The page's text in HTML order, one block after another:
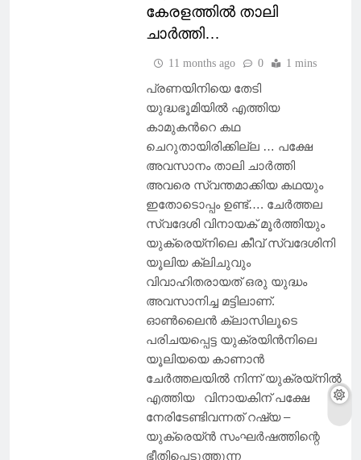
കേരളത്തിൽ താലി
ചാർത്തി…
11 months ago 0 1 mins
പ്രണയിനിയെ തേടി
യുദ്ധഭൂമിയിൽ എത്തിയ
കാമുകൻറെ കഥ
ചെറുതായിരിക്കില്ല … പക്ഷേ
അവസാനം താലി ചാർത്തി
അവരെ സ്വന്തമാക്കിയ കഥയും
ഇതോടൊപ്പം ഉണ്ട്…. ചേർത്തല
സ്വദേശി വിനായക്‌ മൂർത്തിയും
യുക്രെയ്നിലെ കീവ് സ്വദേശിനി
യൂലിയ ക്ലിചുവും
വിവാഹിതരായത് ഒരു യുദ്ധം
അവസാനിച്ച മട്ടിലാണ്.
ഓൺലൈൻ ക്ലാസിലൂടെ
പരിചയപ്പെട്ട യുക്രയിൻനിലെ
യൂലിയയെ കാണാൻ
ചേർത്തലയിൽ നിന്ന് യുക്രയ്നിൽ
എത്തിയ വിനായകിന് പക്ഷേ
നേരിടേണ്ടിവന്നത് റഷ്യ –
യുക്രെയ്ൻ സംഘർഷത്തിന്റെ
ഭീതിപ്പെടുത്തുന്ന